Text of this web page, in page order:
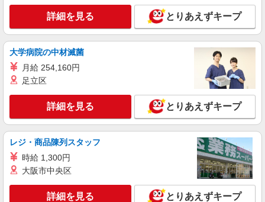
キープ 詳細を見る
アルバイト パート
すき家 小山犬塚店
すき家の店舗スタッフ（接客・調理・清掃な
栃木県小山市犬塚1丁目4番3
キープ 詳細を見る
アルバイト パート
すき家 小山犬塚店
すき家の店舗スタッフ（接客・調理・清掃な
ど）
詳細を見る とりあえずキープ
大学病院の中材滅菌
月給 254,160円
足立区
詳細を見る とりあえずキープ
レジ・商品陳列スタッフ
時給 1,300円
大阪市中央区
詳細を見る とりあえずキープ